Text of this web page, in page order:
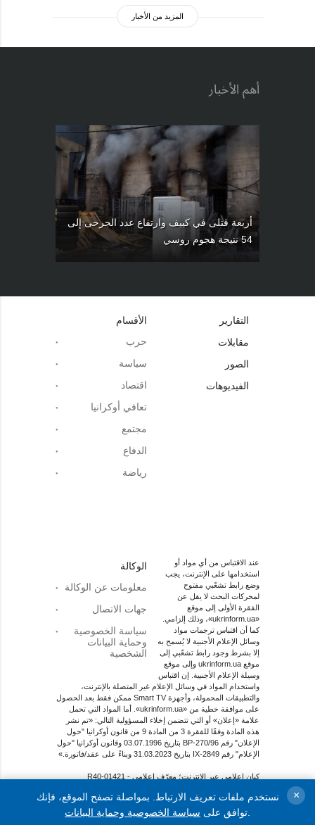
المزيد من الأخبار
أهم الأخبار
أربعة قتلى في كييف وارتفاع عدد الجرحى إلى
54 نتيجة هجوم روسي
الأقسام
حرب
سياسة
اقتصاد
تعافي أوكرانيا
مجتمع
الدفاع
رياضة
الوكالة
معلومات عن الوكالة
جهات الاتصال
سياسة الخصوصية
وحماية البيانات
الشخصية
التقارير
مقابلات
الصور
الفيديوهات
عند الاقتباس من أي مواد أو
استخدامها على الإنترنت، يجب
وضع رابط تشعّبي مفتوح
لمحركات البحث لا يقل عن
الفقرة الأولى إلى موقع
«ukrinform.ua»، وذلك إلزامي.
كما أن اقتباس ترجمات مواد
وسائل الإعلام الأجنبية لا يُسمح به
إلا بشرط وجود رابط تشعّبي إلى
موقع ukrinform.ua وإلى موقع
وسيلة الإعلام الأجنبية. إن اقتباس
واستخدام المواد في وسائل الإعلام غير المتصلة بالإنترنت،
والتطبيقات المحمولة، وأجهزة Smart TV ممكن فقط بعد الحصول
على موافقة خطية من «ukrinform.ua». أما المواد التي تحمل
علامة «إعلان» أو التي تتضمن إخلاء المسؤولية التالي: «تم نشر
هذه المادة وفقًا للفقرة 3 من المادة 9 من قانون أوكرانيا "حول
الإعلان" رقم 270/96-ВР بتاريخ 03.07.1996 وقانون أوكرانيا "حول
الإعلام" رقم 2849-IX بتاريخ 31.03.2023 وبناءً على عقد/فاتورة.»
كيان إعلامي عبر الإنترنت؛ معرّف اعلامي - R40-01421
© 2015-2026جميع الحقوق محفوظة لوكالة الأنباء الأوكرانية
الوطنية "أوكرإنفورم"
نستخدم ملفات تعريف الارتباط. بمواصلة تصفح الموقع، فإنك
توافق على سياسة الخصوصية وحماية البيانات
×